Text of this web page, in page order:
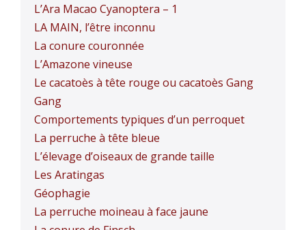
L’Ara Macao Cyanoptera – 1
LA MAIN, l’être inconnu
La conure couronnée
L’Amazone vineuse
Le cacatoès à tête rouge ou cacatoès Gang
Gang
Comportements typiques d’un perroquet
La perruche à tête bleue
L’élevage d’oiseaux de grande taille
Les Aratingas
Géophagie
La perruche moineau à face jaune